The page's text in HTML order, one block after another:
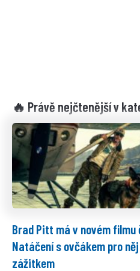
🔥 Právě nejčtenější v
Brad Pitt má v novém
Natáčení s ovčákem pro
zážitkem